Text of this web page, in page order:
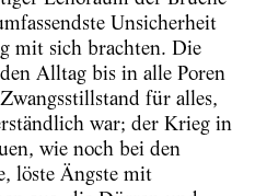
Unsicherheit
mit sich brachten. Die
Alltag bis in alle Poren
für alles,
war; der Krieg in
wie noch bei den
löste Ängste mit